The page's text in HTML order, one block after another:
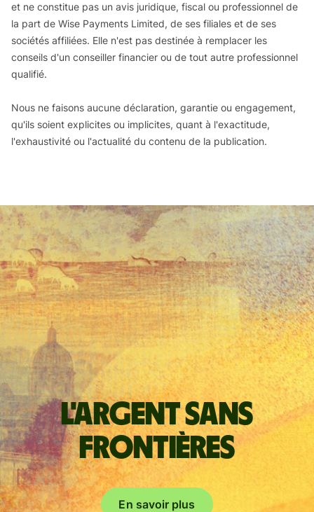
et ne constitue pas un avis juridique, fiscal ou professionnel de
la part de Wise Payments Limited, de ses filiales et de ses
sociétés affiliées. Elle n'est pas destinée à remplacer les
conseils d'un conseiller financier ou de tout autre professionnel
qualifié.
Nous ne faisons aucune déclaration, garantie ou engagement,
qu'ils soient explicites ou implicites, quant à l'exactitude,
l'exhaustivité ou l'actualité du contenu de la publication.
L'argent sans
frontières
En savoir plus